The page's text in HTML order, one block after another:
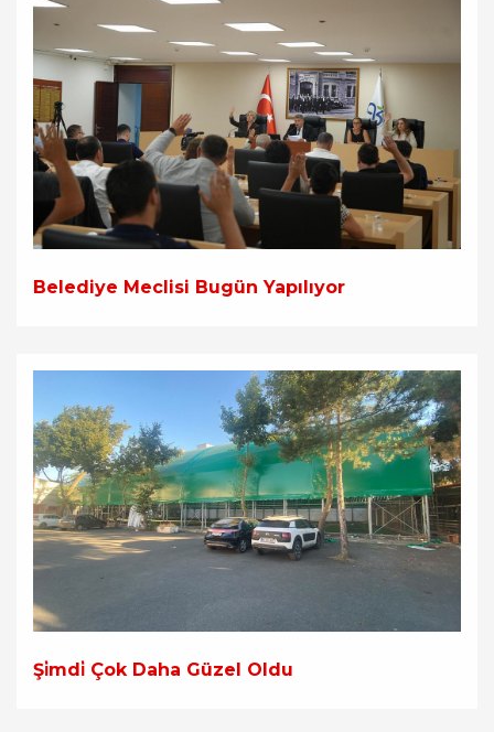
Belediye Meclisi Bugün Yapılıyor
Şi̇mdi̇ Çok Daha Güzel Oldu